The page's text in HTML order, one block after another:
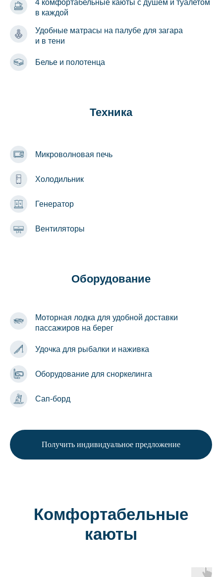
4 комфортабельные каюты с душем и туалетом
в каждой
Удобные матрасы на палубе для загара
и в тени
Белье и полотенца
Техника
Микроволновая печь
Холодильник
Генератор
Вентиляторы
Оборудование
Моторная лодка для удобной доставки
пассажиров на берег
Удочка для рыбалки и наживка
Оборудование для сноркелинга
Сап-борд
Получить индивидуальное предложение
Комфортабельные
каюты